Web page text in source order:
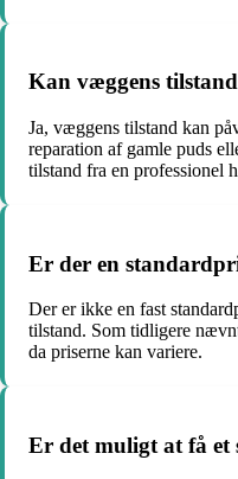
Kan væggens
Ja, væggens tilstand kan
reparation af gamle puds
tilstand fra en professionel
Er der en
Der er ikke en fast
tilstand. Som tidligere
da priserne kan variere.
Er det muligt at få